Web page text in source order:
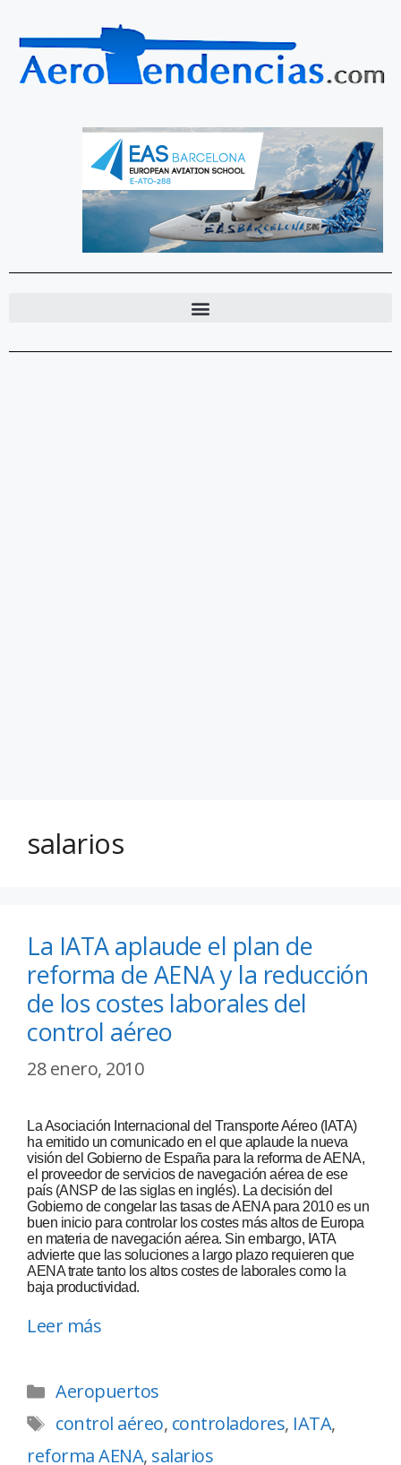
salarios
La IATA aplaude el plan de
reforma de AENA y la reducción
de los costes laborales del
control aéreo
28 enero, 2010
La Asociación Internacional del Transporte Aéreo (IATA)
ha emitido un comunicado en el que aplaude la nueva
visión del Gobierno de España para la reforma de AENA,
el proveedor de servicios de navegación aérea de ese
país (ANSP de las siglas en inglés). La decisión del
Gobierno de congelar las tasas de AENA para 2010 es un
buen inicio para controlar los costes más altos de Europa
en materia de navegación aérea. Sin embargo, IATA
advierte que las soluciones a largo plazo requieren que
AENA trate tanto los altos costes de laborales como la
baja productividad.
Leer más
Aeropuertos
control aéreo, controladores, IATA,
reforma AENA, salarios